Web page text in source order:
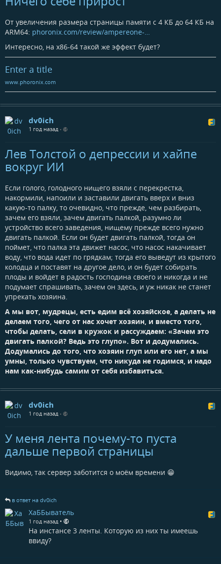
От увеличения размера страницы памяти с 4 КБ до 64 КБ на
ARM64: phoronix.com/review/ampereone-…
Интересно, на x86-64 такой же эффект будет?
Enter a title
www.phoronix.com
dv0ich
1 год назад •
Лев Толстой о депрессии и хайпе
вокруг ИИ
Если голого, голодного нищего взяли с перекрестка,
накормили, напоили и заставили двигать вверх и вниз
какую-то палку, то очевидно, что прежде, чем разбирать,
зачем его взяли, зачем двигать палкой, разумно ли
устройство всего заведения, нищему прежде всего нужно
двигать палкой. Если он будет двигать палкой, тогда он
поймет, что палка эта движет насос, что насос накачивает
воду, что вода идет по грядкам; тогда его выведут из крытого
колодца и поставят на другое дело, и он будет собирать
плоды и войдет в радость господина своего и никогда и не
подумает спрашивать, зачем он здесь, и уж никак не станет
упрекать хозяина.
А мы вот, мудрецы, есть едим всё хозяйское, а делать не
делаем того, чего от нас хочет хозяин, и вместо того,
чтобы делать, сели в кружок и рассуждаем: «Зачем это
двигать палкой? Ведь это глупо». Вот и додумались.
Додумались до того, что хозяин глуп или его нет, а мы
умны, только чувствуем, что никуда не годимся, и надо
нам как-нибудь самим от себя избавиться.
dv0ich
1 год назад •
У меня лента почему-то пуста
дальше первой страницы
Видимо, так сервер заботится о моём времени 😁
в ответ на dv0ich
ХаББыватель
1 год назад •
На инстансе 3 ленты. Которую из них ты имеешь
ввиду?